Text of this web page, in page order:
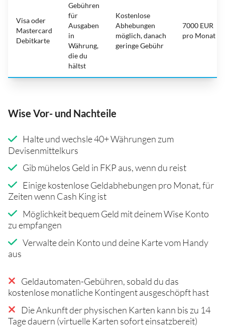
Visa oder
Mastercard
Debitkarte
Gebühren
für
Ausgaben
in
Währung,
die du
hältst
Kostenlose
Abhebungen
möglich, danach
geringe Gebühr
7000 EUR
pro Monat
Wise Vor- und Nachteile
Halte und wechsle 40+ Währungen zum
Devisenmittelkurs
Gib mühelos Geld in FKP aus, wenn du reist
Einige kostenlose Geldabhebungen pro Monat, für
Zeiten wenn Cash King ist
Möglichkeit bequem Geld mit deinem Wise Konto
zu empfangen
Verwalte dein Konto und deine Karte vom Handy
aus
Geldautomaten-Gebühren, sobald du das
kostenlose monatliche Kontingent ausgeschöpft hast
Die Ankunft der physischen Karten kann bis zu 14
Tage dauern (virtuelle Karten sofort einsatzbereit)